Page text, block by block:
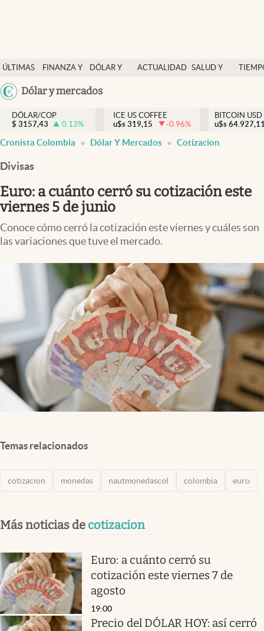
ÚLTIMAS
NOTICIAS
FINANZA Y
DÓLAR Y
ACTUALIDAD SALUD Y
México
Dólar y mercados
Salud y nutrición
Vida espiritual
Actualidad
Colombia
DÓLAR/COP
$ 3157,43 0.13%
ICE US COFFEE
u$s 319,15 -0.96%
BITCOIN USD
u$s
Cronista Colombia Dólar Y Mercados Cotizacion
Divisas
Euro: a cuánto cerró su cotización este
viernes 5 de junio
Conoce cómo cerró la cotización este viernes y cuáles son
las variaciones que tuve el mercado.
Temas relacionados
cotizacion monedas nautmonedascol colombia euro
Más noticias de cotizacion
Euro: a cuánto cerró su
cotización este viernes 7 de
agosto
19:00
Precio del DÓLAR HOY: así cerró